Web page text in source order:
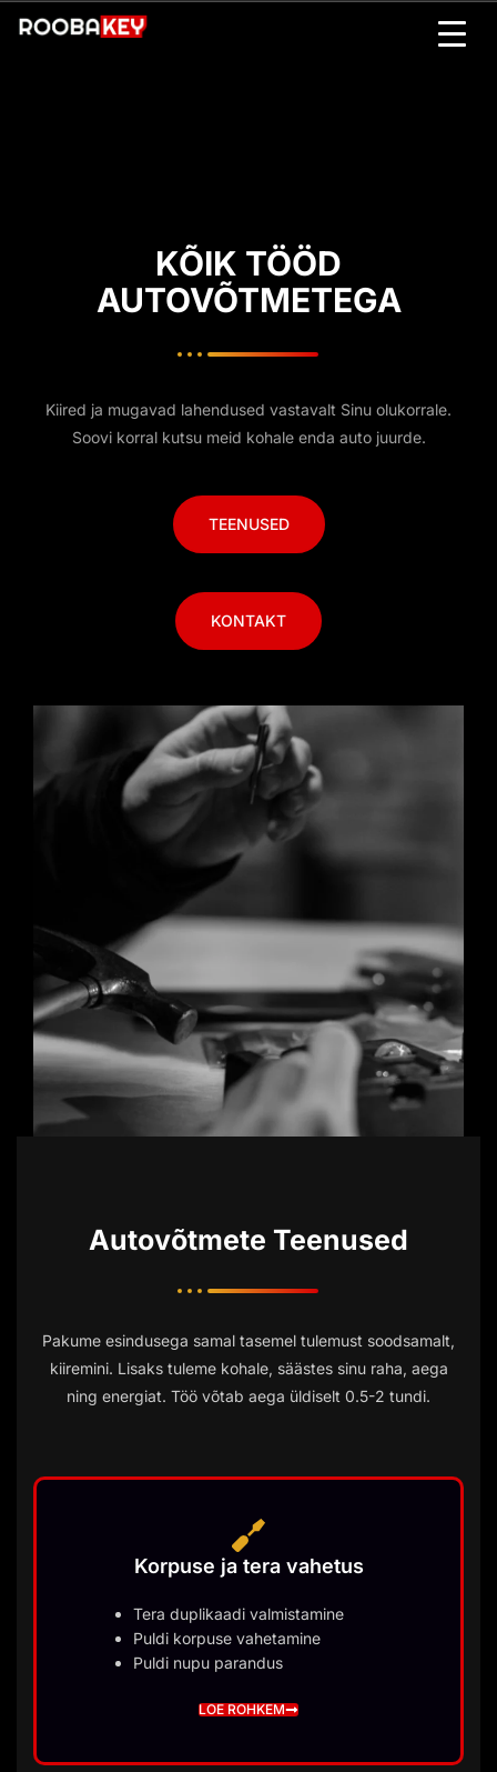
KÕIK TÖÖD
AUTOVÕTMETEGA
Kiired ja mugavad lahendused vastavalt Sinu olukorrale.
Soovi korral kutsu meid kohale enda auto juurde.
TEENUSED
KONTAKT
Autovõtmete Teenused
Pakume esindusega samal tasemel tulemust soodsamalt,
kiiremini. Lisaks tuleme kohale, säästes sinu raha, aega
ning energiat. Töö võtab aega üldiselt 0.5-2 tundi.
Korpuse ja tera vahetus
Tera duplikaadi valmistamine
Puldi korpuse vahetamine
Puldi nupu parandus
LOE ROHKEM